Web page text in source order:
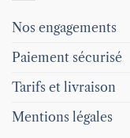
Nos engagements
Paiement sécurisé
Tarifs et livraison
Mentions légales